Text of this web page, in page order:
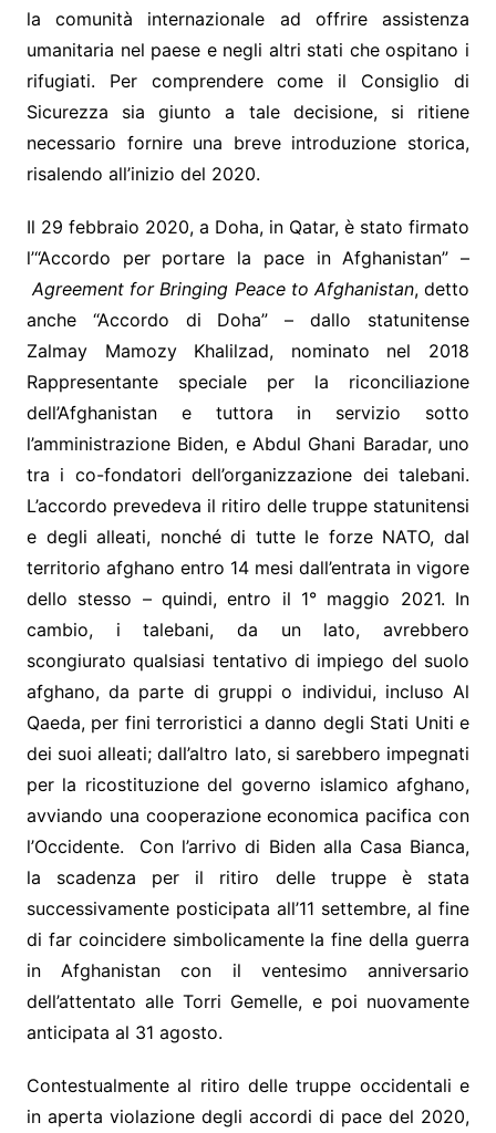
la comunità internazionale ad offrire assistenza
umanitaria nel paese e negli altri stati che ospitano i
rifugiati. Per comprendere come il Consiglio di
Sicurezza sia giunto a tale decisione, si ritiene
necessario fornire una breve introduzione storica,
risalendo all’inizio del 2020.
Il 29 febbraio 2020, a Doha, in Qatar, è stato firmato
l’“Accordo per portare la pace in Afghanistan” –
Agreement for Bringing Peace to Afghanistan, detto
anche “Accordo di Doha” – dallo statunitense
Zalmay Mamozy Khalilzad, nominato nel 2018
Rappresentante speciale per la riconciliazione
dell’Afghanistan e tuttora in servizio sotto
l’amministrazione Biden, e Abdul Ghani Baradar, uno
tra i co-fondatori dell’organizzazione dei talebani.
L’accordo prevedeva il ritiro delle truppe statunitensi
e degli alleati, nonché di tutte le forze NATO, dal
territorio afghano entro 14 mesi dall’entrata in vigore
dello stesso – quindi, entro il 1° maggio 2021. In
cambio, i talebani, da un lato, avrebbero
scongiurato qualsiasi tentativo di impiego del suolo
afghano, da parte di gruppi o individui, incluso Al
Qaeda, per fini terroristici a danno degli Stati Uniti e
dei suoi alleati; dall’altro lato, si sarebbero impegnati
per la ricostituzione del governo islamico afghano,
avviando una cooperazione economica pacifica con
l’Occidente. Con l’arrivo di Biden alla Casa Bianca,
la scadenza per il ritiro delle truppe è stata
successivamente posticipata all’11 settembre, al fine
di far coincidere simbolicamente la fine della guerra
in Afghanistan con il ventesimo anniversario
dell’attentato alle Torri Gemelle, e poi nuovamente
anticipata al 31 agosto.
Contestualmente al ritiro delle truppe occidentali e
in aperta violazione degli accordi di pace del 2020,